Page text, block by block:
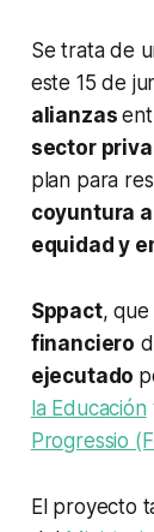
Se trata de
este 15 de
alianzas
sector
plan para
coyuntura
equidad y
Sppact, que
financiero
ejecutado
la Educación
Progressio
El proyecto